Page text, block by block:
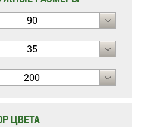
90
35
200
ЦВЕТА